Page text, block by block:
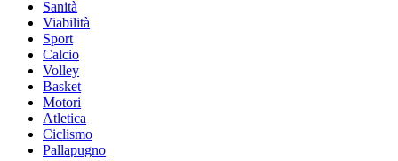
Sanità
Viabilità
Sport
Calcio
Volley
Basket
Motori
Atletica
Ciclismo
Pallapugno